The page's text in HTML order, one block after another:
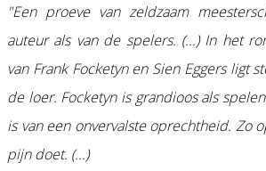
"Een proeve van zeldzaam
auteur als van de spelers. (...) In het
van Frank Focketyn en Sien Eggers ligt
de loer. Focketyn is grandioos als
is van een onvervalste oprechtheid. Zo
pijn doet. (...)